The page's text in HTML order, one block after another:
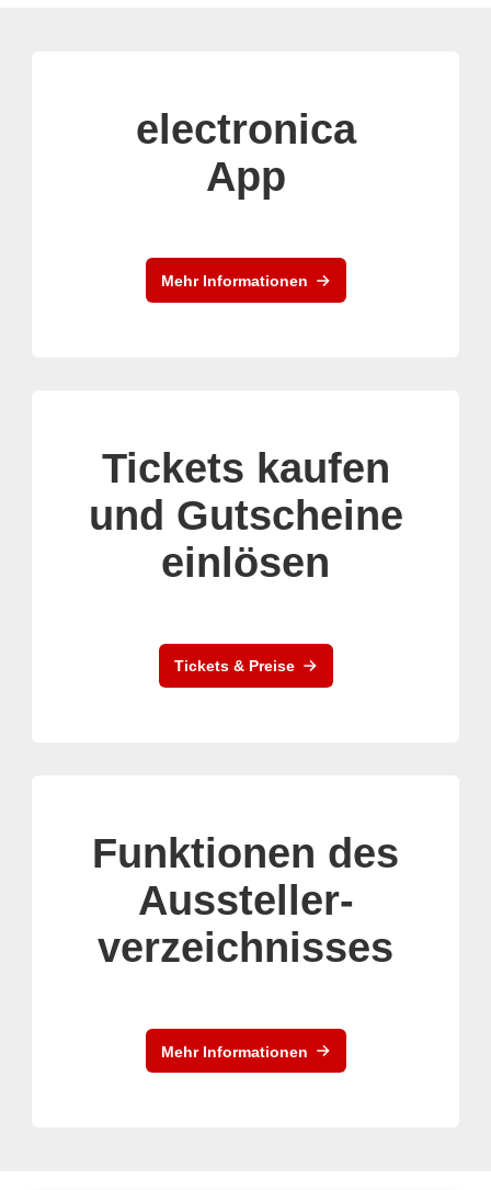
electronica
App
Mehr Informationen
Tickets kaufen
und Gutscheine
einlösen
Tickets & Preise
Funktionen des
Aussteller-
verzeichnisses
Mehr Informationen